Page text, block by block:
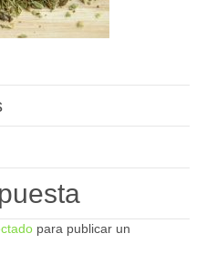
para publicar un